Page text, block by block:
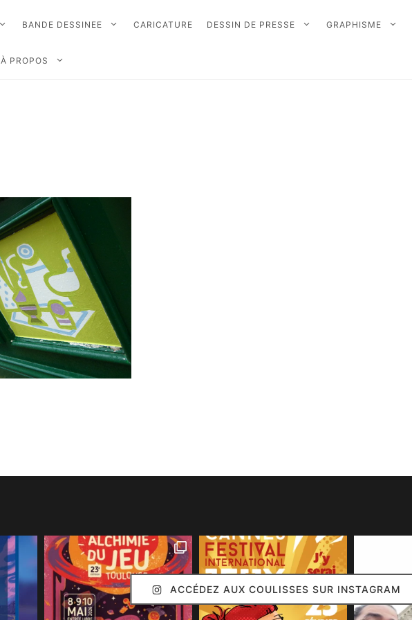
BANDE DESSINEE CARICATURE DESSIN DE PRESSE GRAPHISME
À PROPOS
ACCÉDEZ AUX COULISSES SUR INSTAGRAM